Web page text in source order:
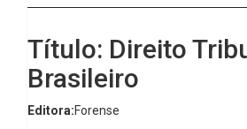
Título: Direito
Brasileiro
Editora:Forense